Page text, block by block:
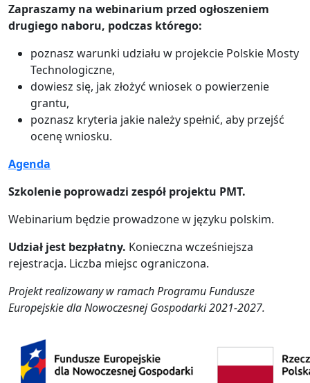
Zapraszamy na webinarium przed ogłoszeniem
drugiego naboru, podczas którego:
poznasz warunki udziału w projekcie Polskie Mosty
Technologiczne,
dowiesz się, jak złożyć wniosek o powierzenie
grantu,
poznasz kryteria jakie należy spełnić, aby przejść
ocenę wniosku.
Agenda
Szkolenie poprowadzi zespół projektu PMT.
Webinarium będzie prowadzone w języku polskim.
Udział jest bezpłatny. Konieczna wcześniejsza
rejestracja. Liczba miejsc ograniczona.
Projekt realizowany w ramach Programu Fundusze
Europejskie dla Nowoczesnej Gospodarki 2021-2027.